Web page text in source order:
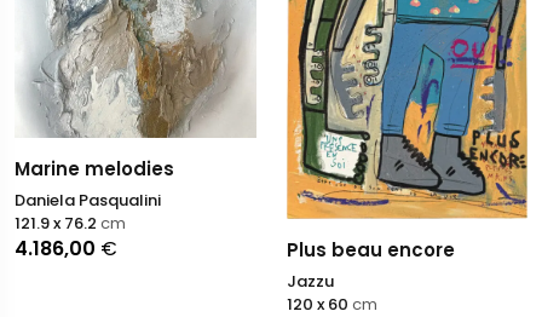
Marine melodies
Daniela Pasqualini
4.186,00 €
121.9 x 76.2 cm
Plus beau encore
Jazzu
120 x 60 cm